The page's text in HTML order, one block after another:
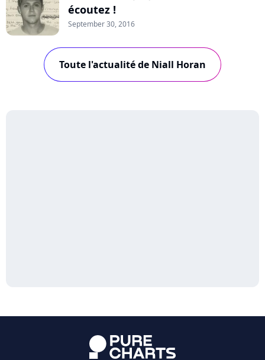
écoutez !
September 30, 2016
Toute l'actualité de Niall Horan